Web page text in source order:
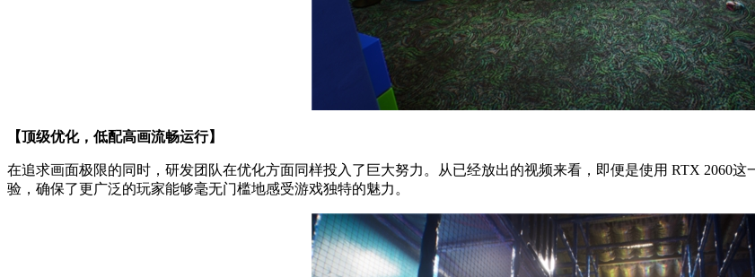
【顶级优化，低配高画流畅运行】
在追求画面极限的同时，研发团队在优化方面同样投入了巨大努力。从已经放出的视频来看，即便是使用 RTX 2060
验，确保了更广泛的玩家能够毫无门槛地感受游戏独特的魅力。